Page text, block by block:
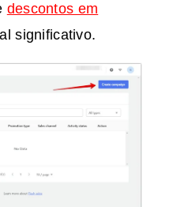
descontos em
significativo.